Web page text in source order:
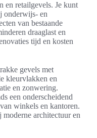
en retailgevels. Je kunt
onderwijs- en
van bestaande
draaglast en
tijd en kosten
gevels met
kleurvlakken en
en zonwering.
een onderscheidend
winkels en kantoren.
moderne architectuur en